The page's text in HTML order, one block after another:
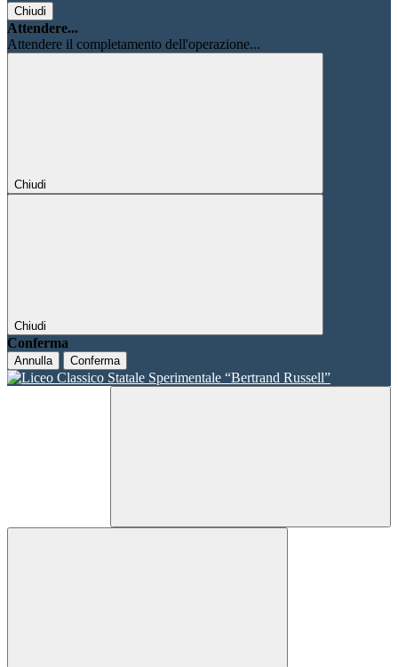
Chiudi
Attendere...
Attendere il completamento dell'operazione...
Chiudi
Chiudi
Conferma
Annulla Conferma